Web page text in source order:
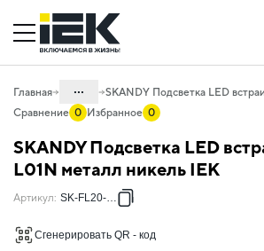
Главная ...
06. Изделия электроустановочные,
удлинители и силовые разъемы
06.01 Электроустановочные изделия
06.01.02 Электроустановочные
Сравнение 0 Избранное 0
SKANDY Подсветка LED
L01N металл никель IEK
Артикул: SK-FL20-K50
Сгенерировать QR - код